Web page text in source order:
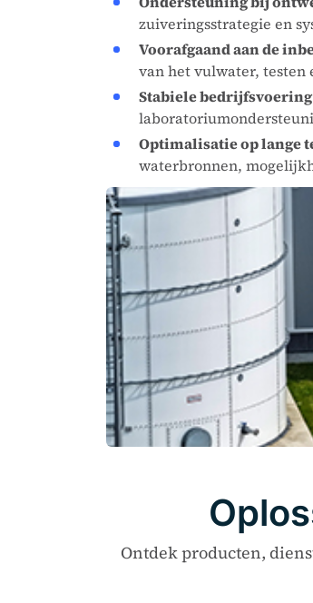
zuiveringsstrategie en
Voorafgaand aan de
van het vulwater, testen
Stabiele bedrijfsvoering
Optimalisatie op lange
waterbronnen,
Ontdek producten,